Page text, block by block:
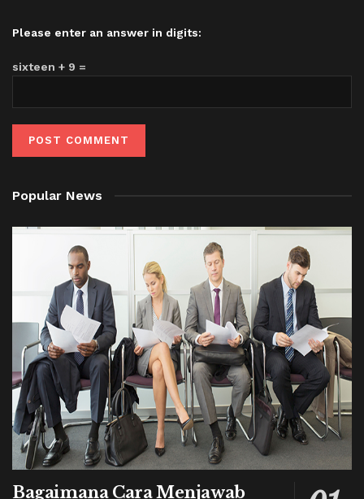
Please enter an answer in digits:
sixteen + 9 =
Popular News
Bagaimana Cara Menjawab